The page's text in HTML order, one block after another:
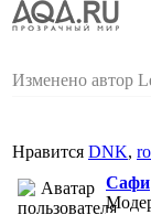
Изменено автор
Нравится DNK,
Сафи